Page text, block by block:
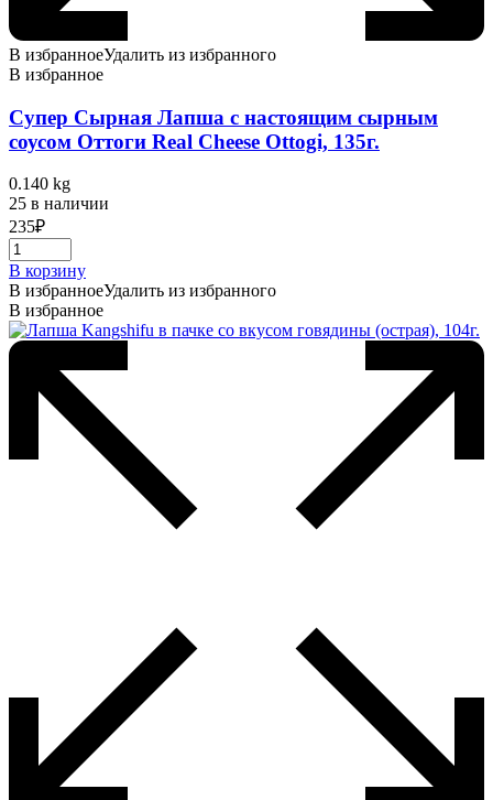
В избранноеУдалить из избранного
В избранное
Супер Сырная Лапша с настоящим сырным
соусом Оттоги Real Cheese Ottogi, 135г.
0.140 kg
25 в наличии
235₽
В корзину
В избранноеУдалить из избранного
В избранное